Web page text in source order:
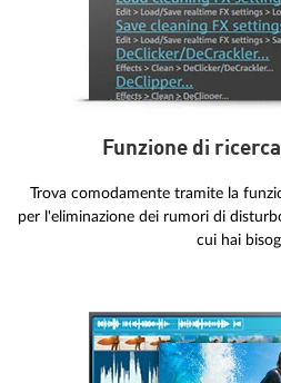
Funzione di
Trova comodamente tramite la
per l'eliminazione dei rumori di
cui hai